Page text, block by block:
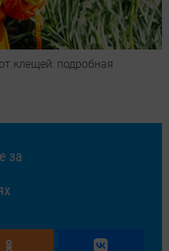
клещей: подробная
за